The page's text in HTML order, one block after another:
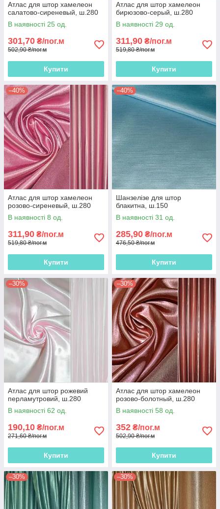
Атлас для штор хамелеон
салатово-сиреневый, ш.280
В наявності 25 од.
301,70 ₴/пог.м
502,90 ₴/пог.м
Купити
Атлас для штор хамелеон
бирюзово-серый, ш.280
В наявності 29 од.
311,90 ₴/пог.м
519,80 ₴/пог.м
Купити
–40%
Атлас для штор хамелеон
розово-сиреневый, ш.280
В наявності 8 од.
311,90 ₴/пог.м
519,80 ₴/пог.м
Купити
–40%
Шанзелізе для штор
блакитна, ш.150
В наявності 31 од.
285,90 ₴/пог.м
476,50 ₴/пог.м
Купити
–30%
Атлас для штор рожевий
перламутровий, ш.280
В наявності 62 од.
190,10 ₴/пог.м
271,60 ₴/пог.м
Купити
–30%
Атлас для штор хамелеон
розово-болотный, ш.280
В наявності 58 од.
352 ₴/пог.м
502,90 ₴/пог.м
Купити
–30% –30%